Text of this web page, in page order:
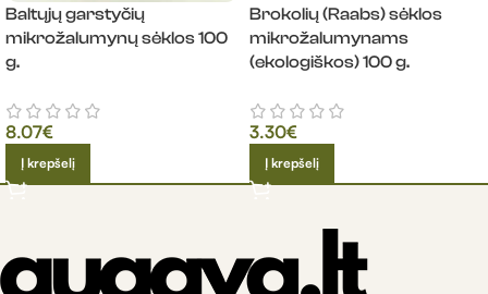
Baltųjų garstyčių
mikrožalumynų sėklos 100
g.
8.07€
Į krepšelį
Brokolių (Raabs) sėklos
mikrožalumynams
(ekologiškos) 100 g.
3.30€
Į krepšelį